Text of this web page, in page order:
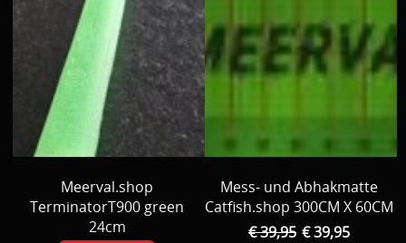
Meerval.shop
TerminatorT900 green
24cm
Mess- und Abhakmatte
Catfish.shop 300CM X 60CM
€ 39,95 € 39,95